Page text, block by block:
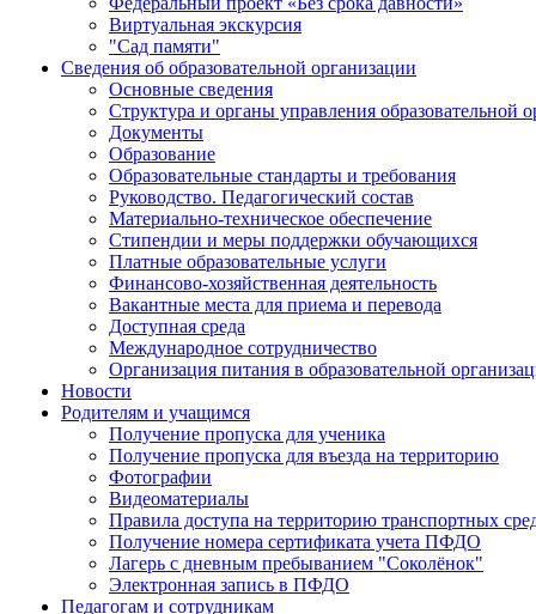
Виртуальная экскурсия
"Сад памяти"
Сведения об образовательной организации
Основные сведения
Структура и органы управления образовательной
Документы
Образование
Образовательные стандарты и требования
Руководство. Педагогический состав
Материально-техническое обеспечение
Стипендии и меры поддержки обучающихся
Платные образовательные услуги
Финансово-хозяйственная деятельность
Вакантные места для приема и перевода
Доступная среда
Международное сотрудничество
Организация питания в образовательной
Новости
Родителям и учащимся
Получение пропуска для ученика
Получение пропуска для въезда на территорию
Фотографии
Видеоматериалы
Правила доступа на территорию транспортных
Получение номера сертификата учета ПФДО
Лагерь с дневным пребыванием "Соколёнок"
Электронная запись в ПФДО
Педагогам и сотрудникам